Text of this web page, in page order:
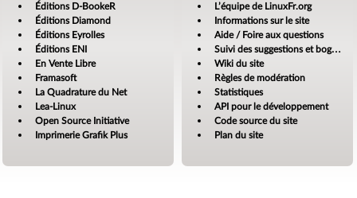
Éditions D-BookeR
Éditions Diamond
Éditions Eyrolles
Éditions ENI
En Vente Libre
Framasoft
La Quadrature du Net
Lea-Linux
Open Source Initiative
Imprimerie Grafik Plus
L’équipe de LinuxFr.org
Informations sur le site
Aide / Foire aux questions
Suivi des suggestions et bogues
Wiki du site
Règles de modération
Statistiques
API pour le développement
Code source du site
Plan du site